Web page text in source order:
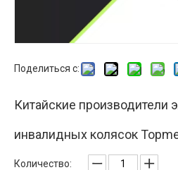
Поделиться с:
Китайские производители
инвалидных колясок
Количество: